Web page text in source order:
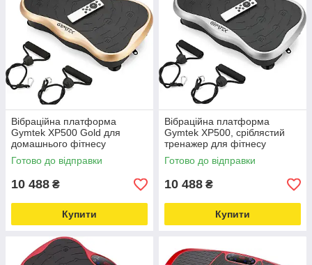
Вібраційна платформа
Gymtek XP500 Gold для
домашнього фітнесу
Love&Life -online-multimarket-
Готово до відправки
10 488 ₴
Купити
Вібраційна платформа
Gymtek XP500, сріблястий
тренажер для фітнесу
Love&Life -online-multimarket-
Готово до відправки
10 488 ₴
Купити